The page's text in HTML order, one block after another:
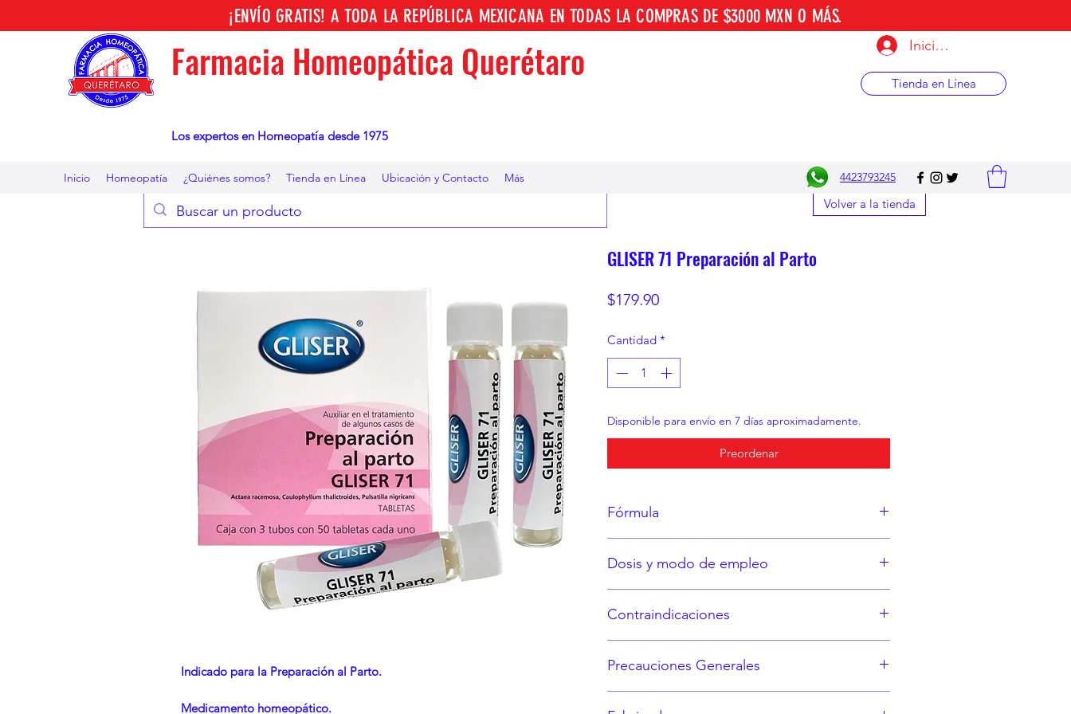
Farmacia Homeopática Querétaro
Los expertos en Homeopatía desde 1975
Iniciar sesión
Tienda en Línea
Inicio Homeopatía ¿Quiénes somos? Tienda en Línea Ubicación y Contacto Más 4423793245
¡ENVÍO GRATIS! A TODA LA REPÚBLICA MEXICANA EN TODAS LA COMPRAS DE $3000 MXN O MÁS.
Volver a la tienda
Indicado para la Preparación al Parto.
Medicamento homeopático.
GLISER 71 Preparación al Parto
$179.90Precio
Cantidad *
Disponible para envío en 7 días aproximadamente.
Preordenar
Fórmula
Actea Racemosa 6x
Excipiente c.b.p. 1 tableta.
Dosis y modo de empleo
Contraindicaciones
Precauciones Generales